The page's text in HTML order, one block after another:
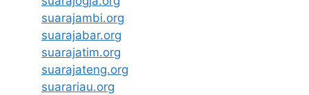
suarajambi.org
suarajabar.org
suarajatim.org
suarajateng.org
suarariau.org